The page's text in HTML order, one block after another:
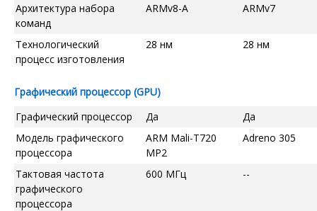
Архитектура набора
команд
ARMv8-A ARMv7
Технологический
процесс изготовления
28 нм 28 нм
Графический процессор (GPU)
Графический процессор
Да
Да
Модель графического
процессора
ARM Mali-T720
MP2
Adreno 305
Тактовая частота
графического
процессора
600 МГц --